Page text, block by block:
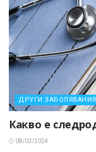
ДРУГИ ЗАБОЛЯВАНИЯ
Какво е
08/03/2024